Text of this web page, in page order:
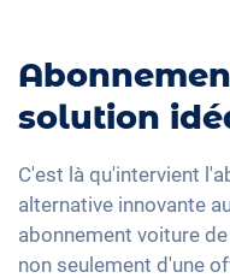
solution
C'est là qu'intervient
alternative innovante
abonnement voiture
non seulement d'une